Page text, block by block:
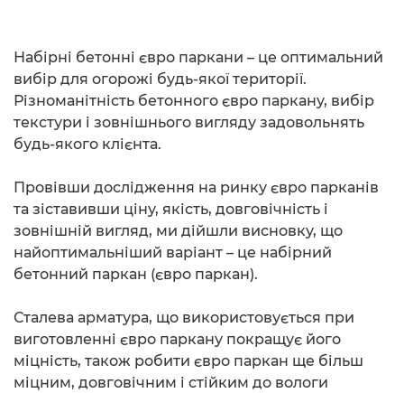
Набірні бетонні євро паркани – це оптимальний
вибір для огорожі будь-якої території.
Різноманітність бетонного євро паркану, вибір
текстури і зовнішнього вигляду задовольнять
будь-якого клієнта.
Провівши дослідження на ринку євро парканів
та зіставивши ціну, якість, довговічність і
зовнішній вигляд, ми дійшли висновку, що
найоптимальніший варіант – це набірний
бетонний паркан (євро паркан).
Сталева арматура, що використовується при
виготовленні євро паркану покращує його
міцність, також робити євро паркан ще більш
міцним, довговічним і стійким до вологи